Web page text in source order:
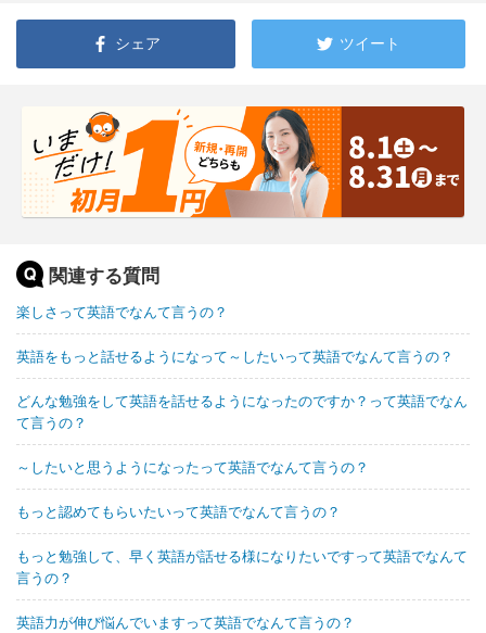
シェア ツイート
関連する質問
楽しさって英語でなんて言うの？
英語をもっと話せるようになって～したいって英語でなんて言うの？
どんな勉強をして英語を話せるようになったのですか？って英語でなん
て言うの？
～したいと思うようになったって英語でなんて言うの？
もっと認めてもらいたいって英語でなんて言うの？
もっと勉強して、早く英語が話せる様になりたいですって英語でなんて
言うの？
英語力が伸び悩んでいますって英語でなんて言うの？